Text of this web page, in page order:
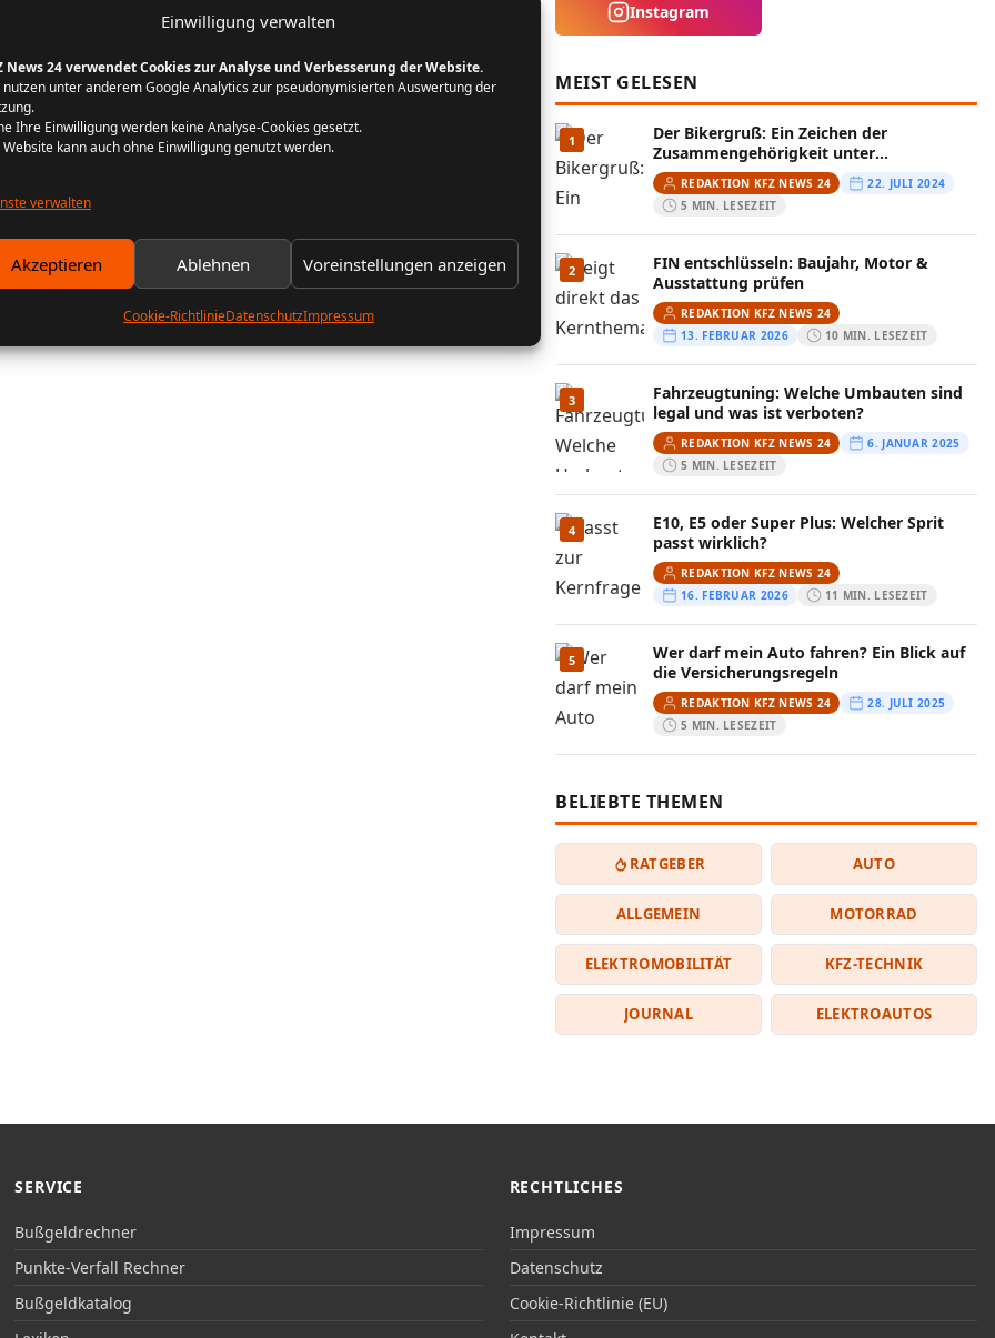
Einwilligung verwalten
News 24 verwendet Cookies zur Analyse und Verbesserung der Website.
nutzen unter anderem Google Analytics zur pseudonymisierten Auswertung der
Ihre Einwilligung werden keine Analyse-Cookies gesetzt.
Website kann auch ohne Einwilligung genutzt werden.
verwalten
Akzeptieren Ablehnen Voreinstellungen anzeigen
Cookie-RichtlinieDatenschutzImpressum
Instagram
MEIST GELESEN
1
Der Bikergruß: Ein Zeichen der
Zusammengehörigkeit unter
Motorradfahrern
REDAKTION KFZ NEWS 24
22. JULI 2024
5 MIN. LESEZEIT
2
FIN entschlüsseln: Baujahr, Motor &
Ausstattung prüfen
REDAKTION KFZ NEWS 24
13. FEBRUAR 2026
10 MIN. LESEZEIT
3
Fahrzeugtuning: Welche Umbauten sind
legal und was ist verboten?
REDAKTION KFZ NEWS 24
6. JANUAR 2025
5 MIN. LESEZEIT
4
E10, E5 oder Super Plus: Welcher Sprit
passt wirklich?
REDAKTION KFZ NEWS 24
16. FEBRUAR 2026
11 MIN. LESEZEIT
5
Wer darf mein Auto fahren? Ein Blick auf
die Versicherungsregeln
REDAKTION KFZ NEWS 24
28. JULI 2025
5 MIN. LESEZEIT
BELIEBTE THEMEN
RATGEBER AUTO
ALLGEMEIN MOTORRAD
ELEKTROMOBILITÄT KFZ-TECHNIK
JOURNAL ELEKTROAUTOS
SERVICE
Bußgeldrechner
Punkte-Verfall Rechner
Bußgeldkatalog
RECHTLICHES
Impressum
Datenschutz
Cookie-Richtlinie (EU)